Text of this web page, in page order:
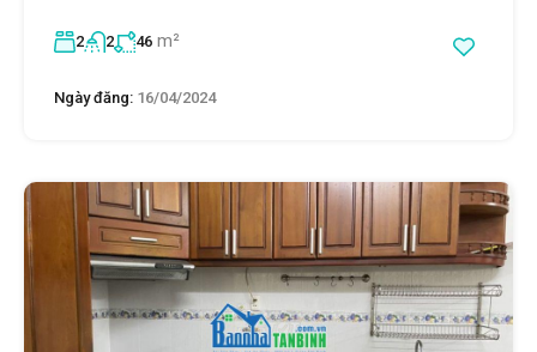
2 2 46 m²
Ngày đăng: 16/04/2024